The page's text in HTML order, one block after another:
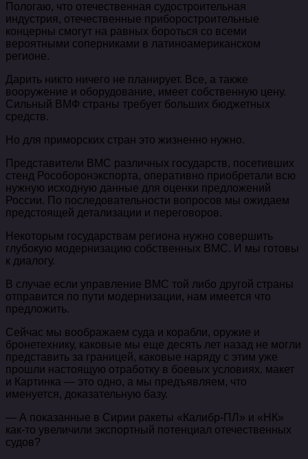
Пологаю, что отечественная судостроительная
индустрия, отечественные приборостроительные
концерны смогут на равных бороться со всеми
вероятными соперниками в латиноамериканском
регионе.
Дарить никто ничего не планирует. Все, а также
вооружение и оборудование, имеет собственную цену.
Сильный ВМФ страны требует больших бюджетных
средств.
Но для приморских стран это жизненно нужно.
Представители ВМС различных государств, посетивших
стенд Рособоронэкспорта, оперативно приобретали всю
нужную исходную данные для оценки предложений
России. По последовательности вопросов мы ожидаем
предстоящей детализации и переговоров.
Некоторым государствам региона нужно совершить
глубокую модернизацию собственных ВМС. И мы готовы
к диалогу.
В случае если управление ВМС той либо другой страны
отправится по пути модернизации, нам имеется что
предложить.
Сейчас мы воображаем суда и корабли, оружие и
бронетехнику, каковые мы еще десять лет назад не могли
представить за границей, каковые наряду с этим уже
прошли настоящую отработку в боевых условиях. макет
и Картинка — это одно, а мы предъявляем, что
именуется, доказательную базу.
— А показанные в Сирии ракеты «Калибр-ПЛ» и «НК»
как-то увеличили экспортный потенциал отечественных
судов?